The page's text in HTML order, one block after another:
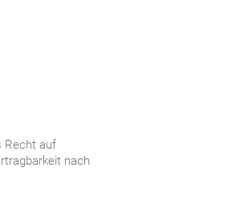
Recht auf
nach